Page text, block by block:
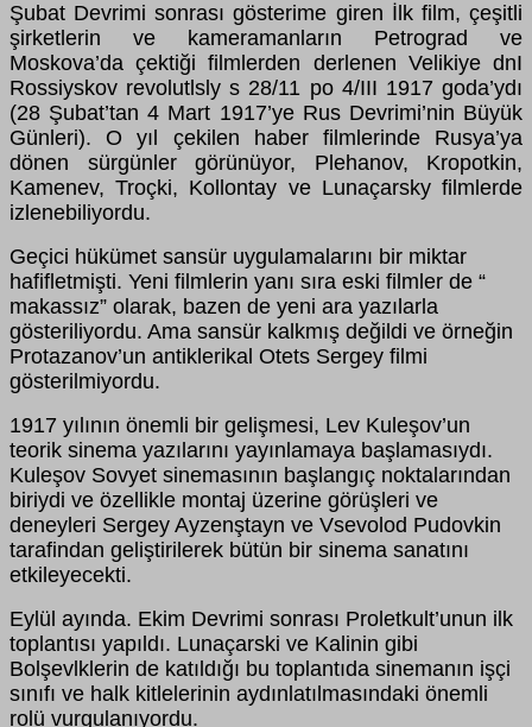
Şubat Devrimi sonrası gösterime giren İlk film, çeşitli
şirketlerin ve kameramanların Petrograd ve
Moskova’da çektiği filmlerden derlenen Velikiye dnI
Rossiyskov revolutlsly s 28/11 po 4/III 1917 goda’ydı
(28 Şubat’tan 4 Mart 1917’ye Rus Devrimi’nin Büyük
Günleri). O yıl çekilen haber filmlerinde Rusya’ya
dönen sürgünler görünüyor, Plehanov, Kropotkin,
Kamenev, Troçki, Kollontay ve Lunaçarsky filmlerde
izlenebiliyordu.
Geçici hükümet sansür uygulamalarını bir miktar
hafifletmişti. Yeni filmlerin yanı sıra eski filmler de “
makassız” olarak, bazen de yeni ara yazılarla
gösteriliyordu. Ama sansür kalkmış değildi ve örneğin
Protazanov’un antiklerikal Otets Sergey filmi
gösterilmiyordu.
1917 yılının önemli bir gelişmesi, Lev Kuleşov’un
teorik sinema yazılarını yayınlamaya başlamasıydı.
Kuleşov Sovyet sinemasının başlangıç noktalarından
biriydi ve özellikle montaj üzerine görüşleri ve
deneyleri Sergey Ayzenştayn ve Vsevolod Pudovkin
tarafindan geliştirilerek bütün bir sinema sanatını
etkileyecekti.
Eylül ayında. Ekim Devrimi sonrası Proletkult’unun ilk
toplantısı yapıldı. Lunaçarski ve Kalinin gibi
Bolşevlklerin de katıldığı bu toplantıda sinemanın işçi
sınıfı ve halk kitlelerinin aydınlatılmasındaki önemli
rolü vurgulanıyordu.